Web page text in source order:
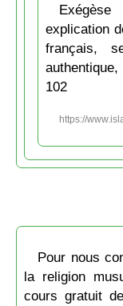
explication
français,
102
https://
Pour nous
la religion
cours gratuit